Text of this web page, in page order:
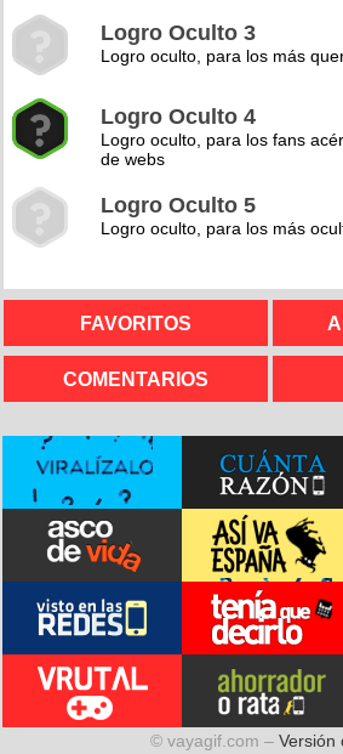
Logro Oculto 3
Logro oculto, para los más
Logro Oculto 4
Logro oculto, para los fans
de webs
Logro Oculto 5
Logro oculto, para los más
FAVORITOS
COMENTARIOS
© vayagif.com – Versión